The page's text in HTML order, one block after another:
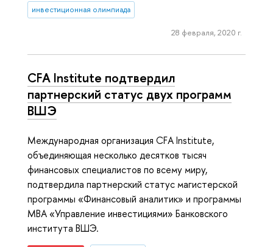
инвестиционная олимпиада
28 февраля, 2020 г.
CFA Institute подтвердил
партнерский статус двух программ
ВШЭ
Международная организация CFA Institute,
объединяющая несколько десятков тысяч
финансовых специалистов по всему миру,
подтвердила партнерский статус магистерской
программы «Финансовый аналитик» и программы
MBA «Управление инвестициями» Банковского
института ВШЭ.